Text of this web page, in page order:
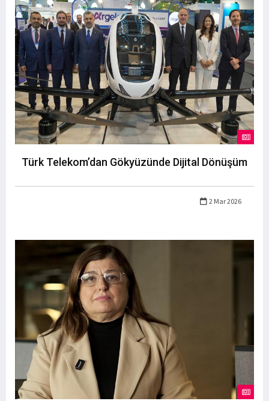
Türk Telekom’dan Gökyüzünde Dijital Dönüşüm
2 Mar 2026